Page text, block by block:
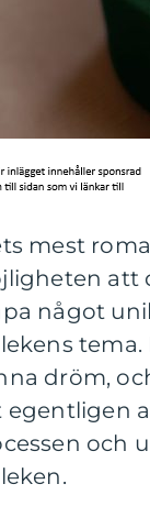
mest
att
något
dröm,
egentligen
och